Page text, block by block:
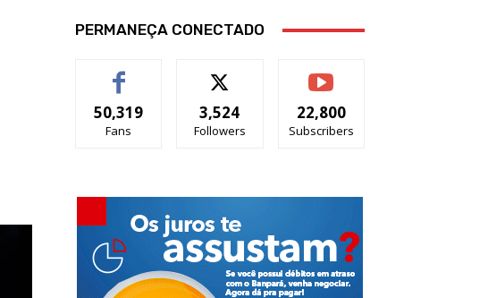
PERMANEÇA CONECTADO
50,319
Fans
3,524
Followers
22,800
Subscribers